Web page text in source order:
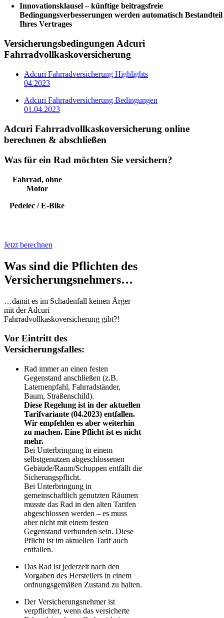
Innovationsklausel – künftige beitragsfreie
Bedingungsverbesserungen werden automatisch Bestandteil
Ihres Vertrages
Versicherungsbedingungen Adcuri
Fahrradvollkaskoversicherung
Adcuri Fahrradversicherung Highlights
04.2023
Adcuri Fahrradversicherung Bedingungen
01.04.2023
Adcuri Fahrradvollkaskoversicherung online
berechnen & abschließen
Was für ein Rad möchten Sie versichern?
Fahrrad, ohne
Motor
Pedelec / E-Bike
Jetzt berechnen
Was sind die Pflichten des
Versicherungsnehmers…
…damit es im Schadenfall keinen Ärger
mit der Adcuri
Fahrradvollkaskoversicherung gibt?!
Vor Eintritt des
Versicherungsfalles:
Rad immer an einen festen
Gegenstand anschließen (z.B.
Laternenpfahl, Fahrradständer,
Baum, Straßenschild).
Diese Regelung ist in der aktuellen
Tarifvariante (04.2023) entfallen.
Wir empfehlen es aber weiterhin
zu machen. Eine Pflicht ist es nicht
mehr.
Bei Unterbringung in einem
selbstgenutzen abgeschlossenen
Gebäude/Raum/Schuppen entfällt die
Sicherungspflicht.
Bei Unterbringung in
gemeinschaftlich genutzten Räumen
musste das Rad in den alten Tarifen
abgeschlossen werden – es muss
aber nicht mit einem festen
Gegenstand verbunden sein. Diese
Pflicht ist im aktuellen Tarif auch
entfallen.
Das Rad ist jederzeit nach den
Vorgaben des Herstellers in einem
ordnungsgemäßen Zustand zu halten.
Der Versicherungsnehmer ist
verpflichtet, wenn das versicherte